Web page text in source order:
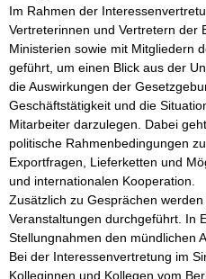
Im Rahmen der
Vertreterinnen und Vertretern der
Ministerien sowie mit Mitgliedern
geführt, um einen Blick aus der
die Auswirkungen der
Geschäftstätigkeit und die
Mitarbeiter darzulegen. Dabei
politische Rahmenbedingungen
Exportfragen, Lieferketten und
und internationalen Kooperation.
Zusätzlich zu Gesprächen
Veranstaltungen durchgeführt. In
Stellungnahmen den mündlichen
Bei der Interessenvertretung im
Kolleginnen und Kollegen vom